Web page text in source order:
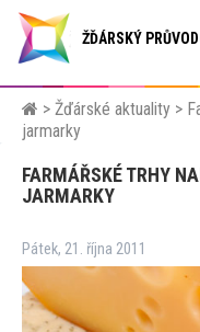
ŽĎÁRSKÝ
> Žďárské aktuality >
jarmarky
FARMÁŘSKÉ TRHY
JARMARKY
Pátek, 21. října 2011